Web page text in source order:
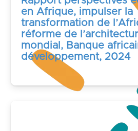
en Afrique, impulser la
transformation de
réforme de
mondial, Banque
développement, 2024